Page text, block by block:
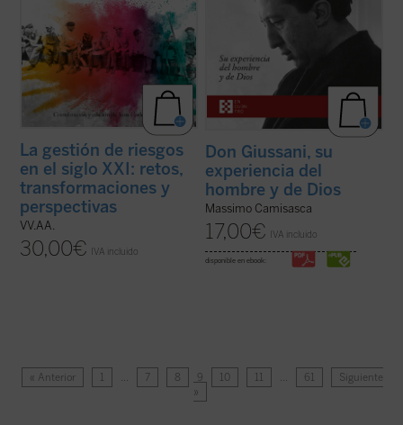
La gestión de riesgos
en el siglo XXI: retos,
transformaciones y
perspectivas
VV.AA.
30,00€ IVA incluido
Don Giussani, su
experiencia del
hombre y de Dios
Massimo Camisasca
17,00€ IVA incluido
disponible en ebook:
« Anterior 1 … 7 8 9 10 11 … 61
Siguiente
»